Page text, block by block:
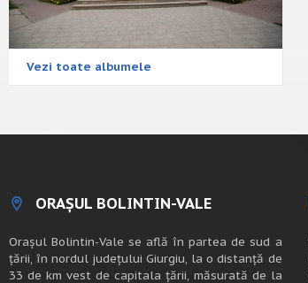
Vezi toate albumele
ORAȘUL BOLINTIN-VALE
Oraşul Bolintin-Vale se află în partea de sud a
ţării, în nordul judeţului Giurgiu, la o distanţă de
33 de km vest de capitala țării, măsurată de la